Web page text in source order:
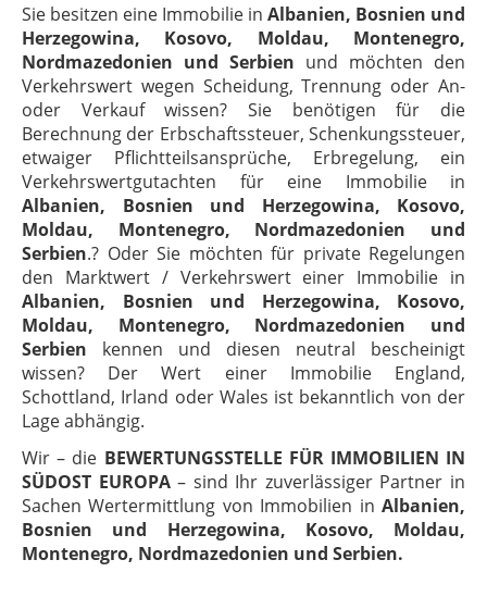
Sie besitzen eine Immobilie in Albanien, Bosnien und
Herzegowina, Kosovo, Moldau, Montenegro,
Nordmazedonien und Serbien und möchten den
Verkehrswert wegen Scheidung, Trennung oder An-
oder Verkauf wissen? Sie benötigen für die
Berechnung der Erbschaftssteuer, Schenkungssteuer,
etwaiger Pflichtteilsansprüche, Erbregelung, ein
Verkehrswertgutachten für eine Immobilie in
Albanien, Bosnien und Herzegowina, Kosovo,
Moldau, Montenegro, Nordmazedonien und
Serbien.? Oder Sie möchten für private Regelungen
den Marktwert / Verkehrswert einer Immobilie in
Albanien, Bosnien und Herzegowina, Kosovo,
Moldau, Montenegro, Nordmazedonien und
Serbien
kennen und diesen neutral bescheinigt
wissen? Der Wert einer Immobilie England,
Schottland, Irland oder Wales ist bekanntlich von der
Lage abhängig.
Wir – die BEWERTUNGSSTELLE FÜR IMMOBILIEN IN
SÜDOST EUROPA– sind Ihr zuverlässiger Partner in
Sachen Wertermittlung von Immobilien in Albanien,
Bosnien und Herzegowina, Kosovo, Moldau,
Montenegro, Nordmazedonien und Serbien.